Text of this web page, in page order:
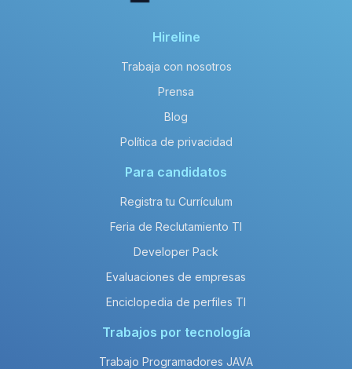
Hireline
Trabaja con nosotros
Prensa
Blog
Política de privacidad
Para candidatos
Registra tu Currículum
Feria de Reclutamiento TI
Developer Pack
Evaluaciones de empresas
Enciclopedia de perfiles TI
Trabajos por tecnología
Trabajo Programadores JAVA